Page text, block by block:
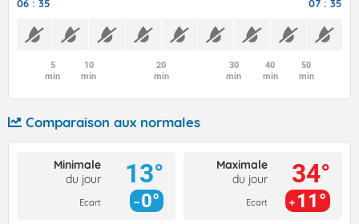
06 : 35 07 : 35
5
min
10
min
20
min
30
min
40
min
50
min
Comparaison aux normales
Minimale
du jour
Ecart
13°
0°
Maximale
du jour
Ecart
34°
11°